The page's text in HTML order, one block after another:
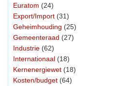
Euratom (24)
Export/Import (31)
Geheimhouding (25)
Gemeenteraad (27)
Industrie (62)
Internationaal (18)
Kernenergiewet (18)
Kosten/budget (64)